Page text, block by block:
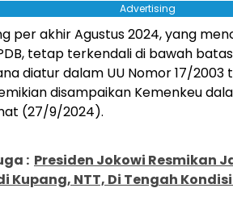
Advertising
per akhir Agustus 2024, yang
tetap terkendali di bawah batas
diatur dalam UU Nomor 17/2003
disampaikan Kemenkeu
(27/9/2024).
: Presiden Jokowi Resmikan
Kupang, NTT, Di Tengah